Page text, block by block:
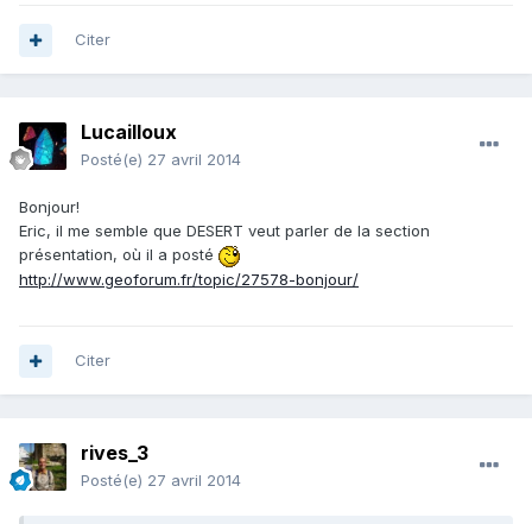
Citer
Lucailloux
Posté(e) 27 avril 2014
Bonjour!
Eric, il me semble que DESERT veut parler de la section
présentation, où il a posté
http://www.geoforum.fr/topic/27578-bonjour/
Citer
rives_3
Posté(e) 27 avril 2014